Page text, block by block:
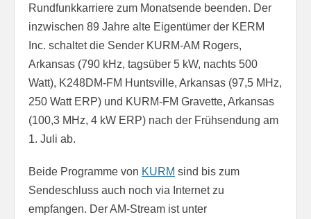
Rundfunkkarriere zum Monatsende beenden. Der
inzwischen 89 Jahre alte Eigentümer der KERM
Inc. schaltet die Sender KURM-AM Rogers,
Arkansas (790 kHz, tagsüber 5 kW, nachts 500
Watt), K248DM-FM Huntsville, Arkansas (97,5 MHz,
250 Watt ERP) und KURM-FM Gravette, Arkansas
(100,3 MHz, 4 kW ERP) nach der Frühsendung am
1. Juli ab.
Beide Programme von KURM sind bis zum
Sendeschluss auch noch via Internet zu
empfangen. Der AM-Stream ist unter